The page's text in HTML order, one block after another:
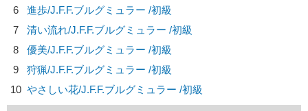
6
進歩/J.F.F.ブルグミュラー /初級
7
清い流れ/J.F.F.ブルグミュラー /初級
8
優美/J.F.F.ブルグミュラー /初級
9
狩猟/J.F.F.ブルグミュラー /初級
10 やさしい花/J.F.F.ブルグミュラー /初級